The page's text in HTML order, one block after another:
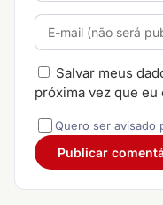
Salvar meus
próxima vez que eu
Quero ser avisado